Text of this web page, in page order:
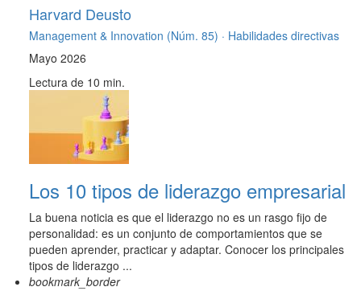
Harvard Deusto
Management & Innovation (Núm. 85) · Habilidades directivas
Mayo 2026
Lectura de 10 min.
Los 10 tipos de liderazgo empresarial
La buena noticia es que el liderazgo no es un rasgo fijo de
personalidad: es un conjunto de comportamientos que se
pueden aprender, practicar y adaptar. Conocer los principales
tipos de liderazgo ...
bookmark_border